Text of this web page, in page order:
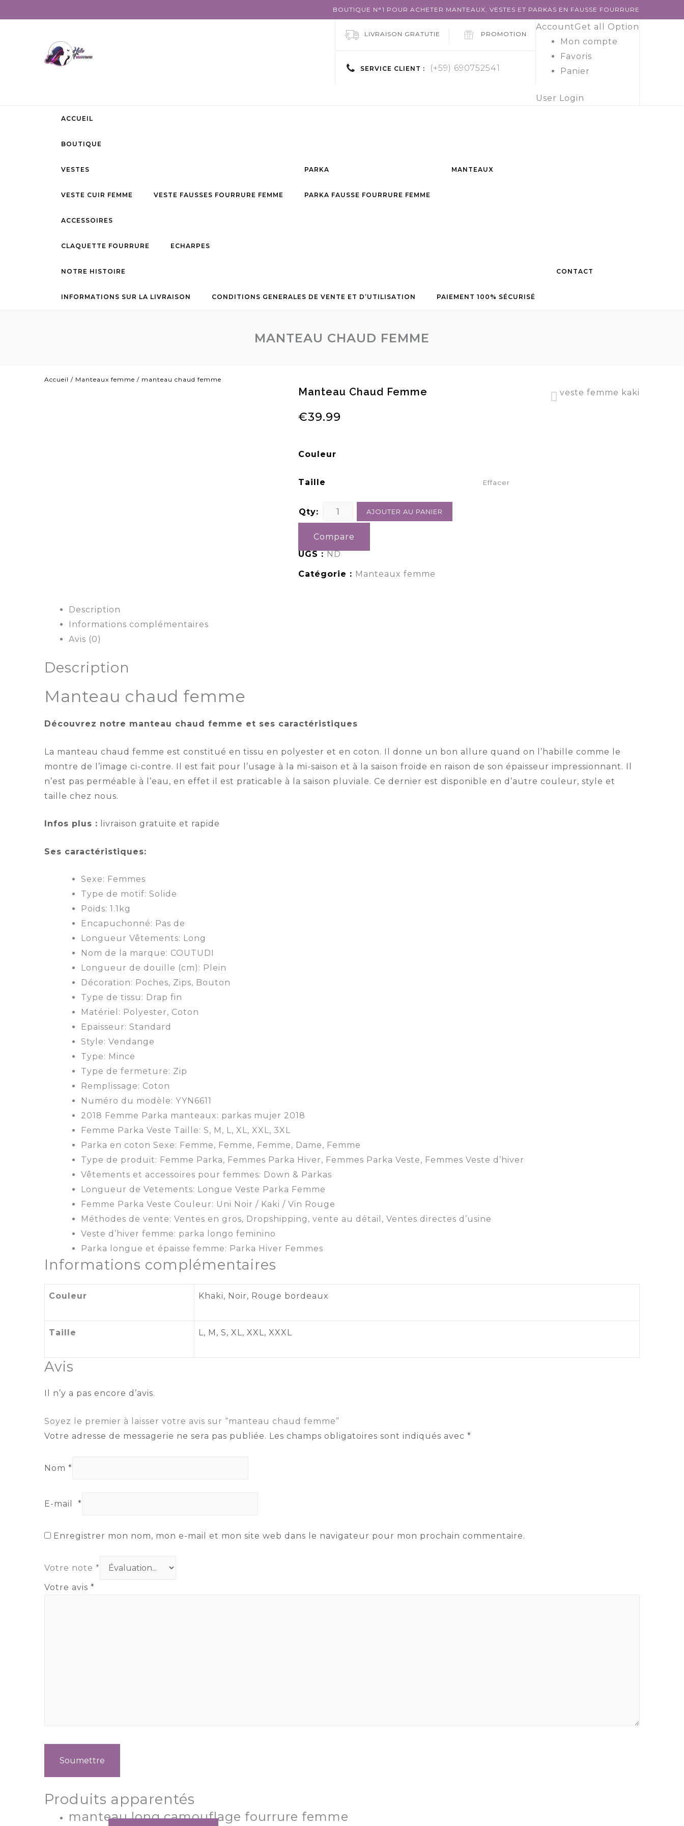
BOUTIQUE N°1 POUR ACHETER MANTEAUX, VESTES ET PARKAS EN FAUSSE FOURRURE
AccountGet all Option
Mon compte
Favoris
Panier
User Login
LIVRAISON GRATUTIE PROMOTION
SERVICE CLIENT : (+59) 690752541
ACCUEIL
BOUTIQUE
VESTES
VESTE CUIR FEMME VESTE FAUSSES FOURRURE FEMME
PARKA
PARKA FAUSSE FOURRURE FEMME
MANTEAUX
ACCESSOIRES
CLAQUETTE FOURRURE ECHARPES
NOTRE HISTOIRE
INFORMATIONS SUR LA LIVRAISON CONDITIONS GENERALES DE VENTE ET D’UTILISATION PAIEMENT 100% SÉCURISÉ
CONTACT
MANTEAU CHAUD FEMME
Accueil / Manteaux femme / manteau chaud femme
Manteau Chaud Femme veste femme kaki
€39.99
Couleur
Taille Effacer
Qty: AJOUTER AU PANIER
Compare
UGS :ND
Catégorie : Manteaux femme
Description
Informations complémentaires
Avis (0)
Description
Manteau chaud femme
Découvrez notre manteau chaud femme et ses caractéristiques
La manteau chaud femme est constitué en tissu en polyester et en coton. Il donne un bon allure quand on l’habille comme le
montre de l’image ci-contre. Il est fait pour l’usage à la mi-saison et à la saison froide en raison de son épaisseur impressionnant. Il
n’est pas perméable à l’eau, en effet il est praticable à la saison pluviale. Ce dernier est disponible en d’autre couleur, style et
taille chez nous.
Infos plus : livraison gratuite et rapide
Ses caractéristiques:
Sexe: Femmes
Type de motif: Solide
Poids: 1.1kg
Encapuchonné: Pas de
Longueur Vêtements: Long
Nom de la marque: COUTUDI
Longueur de douille (cm): Plein
Décoration: Poches, Zips, Bouton
Type de tissu: Drap fin
Matériel: Polyester, Coton
Epaisseur: Standard
Style: Vendange
Type: Mince
Type de fermeture: Zip
Remplissage: Coton
Numéro du modèle: YYN6611
2018 Femme Parka manteaux: parkas mujer 2018
Femme Parka Veste Taille: S, M, L, XL, XXL, 3XL
Parka en coton Sexe: Femme, Femme, Femme, Dame, Femme
Type de produit: Femme Parka, Femmes Parka Hiver, Femmes Parka Veste, Femmes Veste d’hiver
Vêtements et accessoires pour femmes: Down & Parkas
Longueur de Vetements: Longue Veste Parka Femme
Femme Parka Veste Couleur: Uni Noir / Kaki / Vin Rouge
Méthodes de vente: Ventes en gros, Dropshipping, vente au détail, Ventes directes d’usine
Veste d’hiver femme: parka longo feminino
Parka longue et épaisse femme: Parka Hiver Femmes
Informations complémentaires
Couleur Khaki, Noir, Rouge bordeaux
Taille L, M , S, XL, XXL, XXXL
Avis
Il n’y a pas encore d’avis.
Soyez le premier à laisser votre avis sur “manteau chaud femme”
Votre adresse de messagerie ne sera pas publiée. Les champs obligatoires sont indiqués avec *
Nom *
E-mail *
Enregistrer mon nom, mon e-mail et mon site web dans le navigateur pour mon prochain commentaire.
Votre note *
Votre avis *
Produits apparentés
manteau long camouflage fourrure femme